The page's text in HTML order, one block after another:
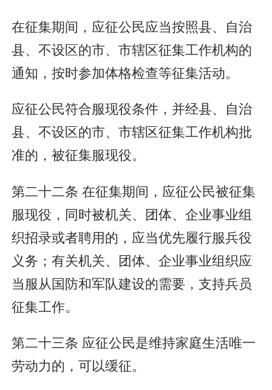
在征集期间，应征公民应当按照县、自治
县、不设区的市、市辖区征集工作机构的
通知，按时参加体格检查等征集活动。
应征公民符合服现役条件，并经县、自治
县、不设区的市、市辖区征集工作机构批
准的，被征集服现役。
第二十二条 在征集期间，应征公民被征集
服现役，同时被机关、团体、企业事业组
织招录或者聘用的，应当优先履行服兵役
义务；有关机关、团体、企业事业组织应
当服从国防和军队建设的需要，支持兵员
征集工作。
第二十三条 应征公民是维持家庭生活唯一
劳动力的，可以缓征。